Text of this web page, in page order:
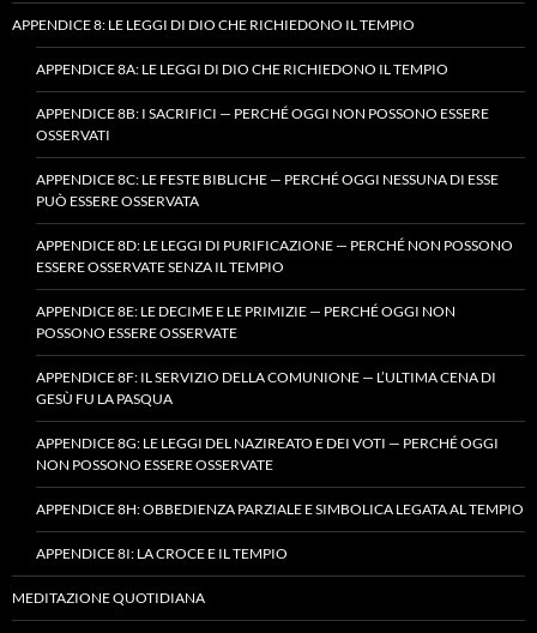
APPENDICE 8: LE LEGGI DI DIO CHE RICHIEDONO IL TEMPIO
APPENDICE 8A: LE LEGGI DI DIO CHE RICHIEDONO IL TEMPIO
APPENDICE 8B: I SACRIFICI — PERCHÉ OGGI NON POSSONO ESSERE
OSSERVATI
APPENDICE 8C: LE FESTE BIBLICHE — PERCHÉ OGGI NESSUNA DI ESSE
PUÒ ESSERE OSSERVATA
APPENDICE 8D: LE LEGGI DI PURIFICAZIONE — PERCHÉ NON POSSONO
ESSERE OSSERVATE SENZA IL TEMPIO
APPENDICE 8E: LE DECIME E LE PRIMIZIE — PERCHÉ OGGI NON
POSSONO ESSERE OSSERVATE
APPENDICE 8F: IL SERVIZIO DELLA COMUNIONE — L’ULTIMA CENA DI
GESÙ FU LA PASQUA
APPENDICE 8G: LE LEGGI DEL NAZIREATO E DEI VOTI — PERCHÉ OGGI
NON POSSONO ESSERE OSSERVATE
APPENDICE 8H: OBBEDIENZA PARZIALE E SIMBOLICA LEGATA AL TEMPIO
APPENDICE 8I: LA CROCE E IL TEMPIO
MEDITAZIONE QUOTIDIANA